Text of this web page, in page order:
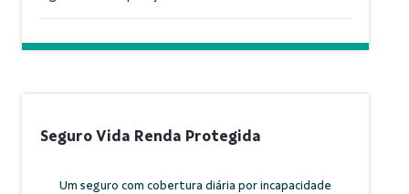
Seguro Vida Renda Protegida
Um seguro com cobertura diária por incapacidade